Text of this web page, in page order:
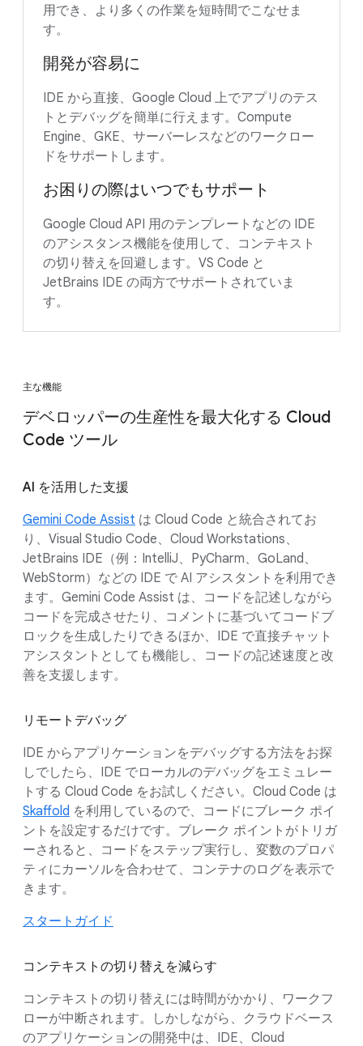
用でき、より多くの作業を短時間でこなせま
す。
開発が容易に
IDE から直接、Google Cloud 上でアプリのテス
トとデバッグを簡単に行えます。Compute
Engine、GKE、サーバーレスなどのワークロー
ドをサポートします。
お困りの際はいつでもサポート
Google Cloud API 用のテンプレートなどの IDE
のアシスタンス機能を使用して、コンテキスト
の切り替えを回避します。VS Code と
JetBrains IDE の両方でサポートされていま
す。
主な機能
デベロッパーの生産性を最大化する Cloud
Code ツール
AI を活用した支援
Gemini Code Assist は Cloud Code と統合されてお
り、Visual Studio Code、Cloud Workstations、
JetBrains IDE（例：IntelliJ、PyCharm、GoLand、
WebStorm）などの IDE で AI アシスタントを利用でき
ます。Gemini Code Assist は、コードを記述しながら
コードを完成させたり、コメントに基づいてコードブ
ロックを生成したりできるほか、IDE で直接チャット
アシスタントとしても機能し、コードの記述速度と改
善を支援します。
リモートデバッグ
IDE からアプリケーションをデバッグする方法をお探
しでしたら、IDE でローカルのデバッグをエミュレー
トする Cloud Code をお試しください。Cloud Code は
Skaffold を利用しているので、コードにブレーク ポイ
ントを設定するだけです。ブレーク ポイントがトリガ
ーされると、コードをステップ実行し、変数のプロパ
ティにカーソルを合わせて、コンテナのログを表示で
きます。
スタートガイド
コンテキストの切り替えを減らす
コンテキストの切り替えには時間がかかり、ワークフ
ローが中断されます。しかしながら、クラウドベース
のアプリケーションの開発中は、IDE、Cloud